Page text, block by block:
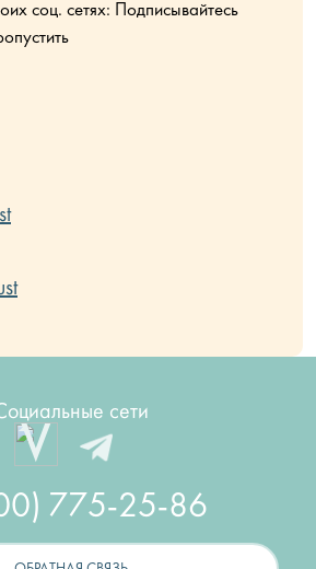
соц. сетях: Подписывайтесь
сети
775-25-86